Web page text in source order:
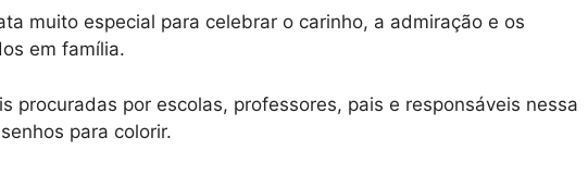
muito especial para celebrar o carinho, a admiração e os
em família.
procuradas por escolas, professores, pais e responsáveis nessa
para colorir.